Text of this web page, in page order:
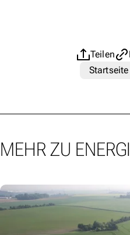
Teilen
Startseite
MEHR ZU